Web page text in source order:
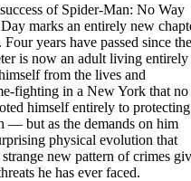
of Spider-Man: No Way
marks an entirely new
years have passed since the
is now an adult living entirely
from the lives and
fighting in a New York that no
himself entirely to protecting
but as the demands on him
physical evolution that
new pattern of crimes
he has ever faced.